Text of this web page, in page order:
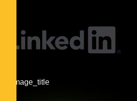
#image_title